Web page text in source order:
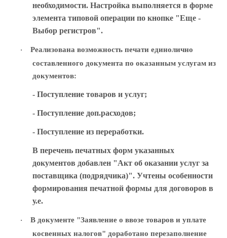
необходимости. Настройка выполняется в форме
элемента типовой операции по кнопке "Еще -
Выбор регистров".
·
Реализована возможность печати единолично
составленного документа по оказанным услугам из
документов:
- Поступление товаров и услуг;
- Поступление доп.расходов;
- Поступление из переработки.
В перечень печатных форм указанных
документов добавлен "Акт об оказании услуг за
поставщика (подрядчика)". Учтены особенности
формирования печатной формы для договоров в
у.е.
·
В документе "Заявление о ввозе товаров и уплате
косвенных налогов" доработано перезаполнение